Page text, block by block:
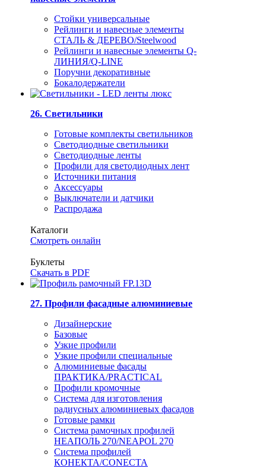
Стойки универсальные
Рейлинги и навесные элементы
СТАЛЬ & ДЕРЕВО/Steelwood
Рейлинги и навесные элементы Q-
ЛИНИЯ/Q-LINE
Поручни декоративные
Бокалодержатели
26. Светильники
Готовые комплекты светильников
Светодиодные светильники
Светодиодные ленты
Профили для светодиодных лент
Источники питания
Аксессуары
Выключатели и датчики
Распродажа
Каталоги
Смотреть онлайн
Буклеты
Скачать в PDF
27. Профили фасадные алюминиевые
Дизайнерские
Базовые
Узкие профили
Узкие профили специальные
Алюминиевые фасады
ПРАКТИКА/PRACTICAL
Профили кромочные
Система для изготовления
радиусных алюминиевых фасадов
Готовые рамки
Система рамочных профилей
НЕАПОЛЬ 270/NEAPOL 270
Система профилей
КОНЕКТА/CONECTA